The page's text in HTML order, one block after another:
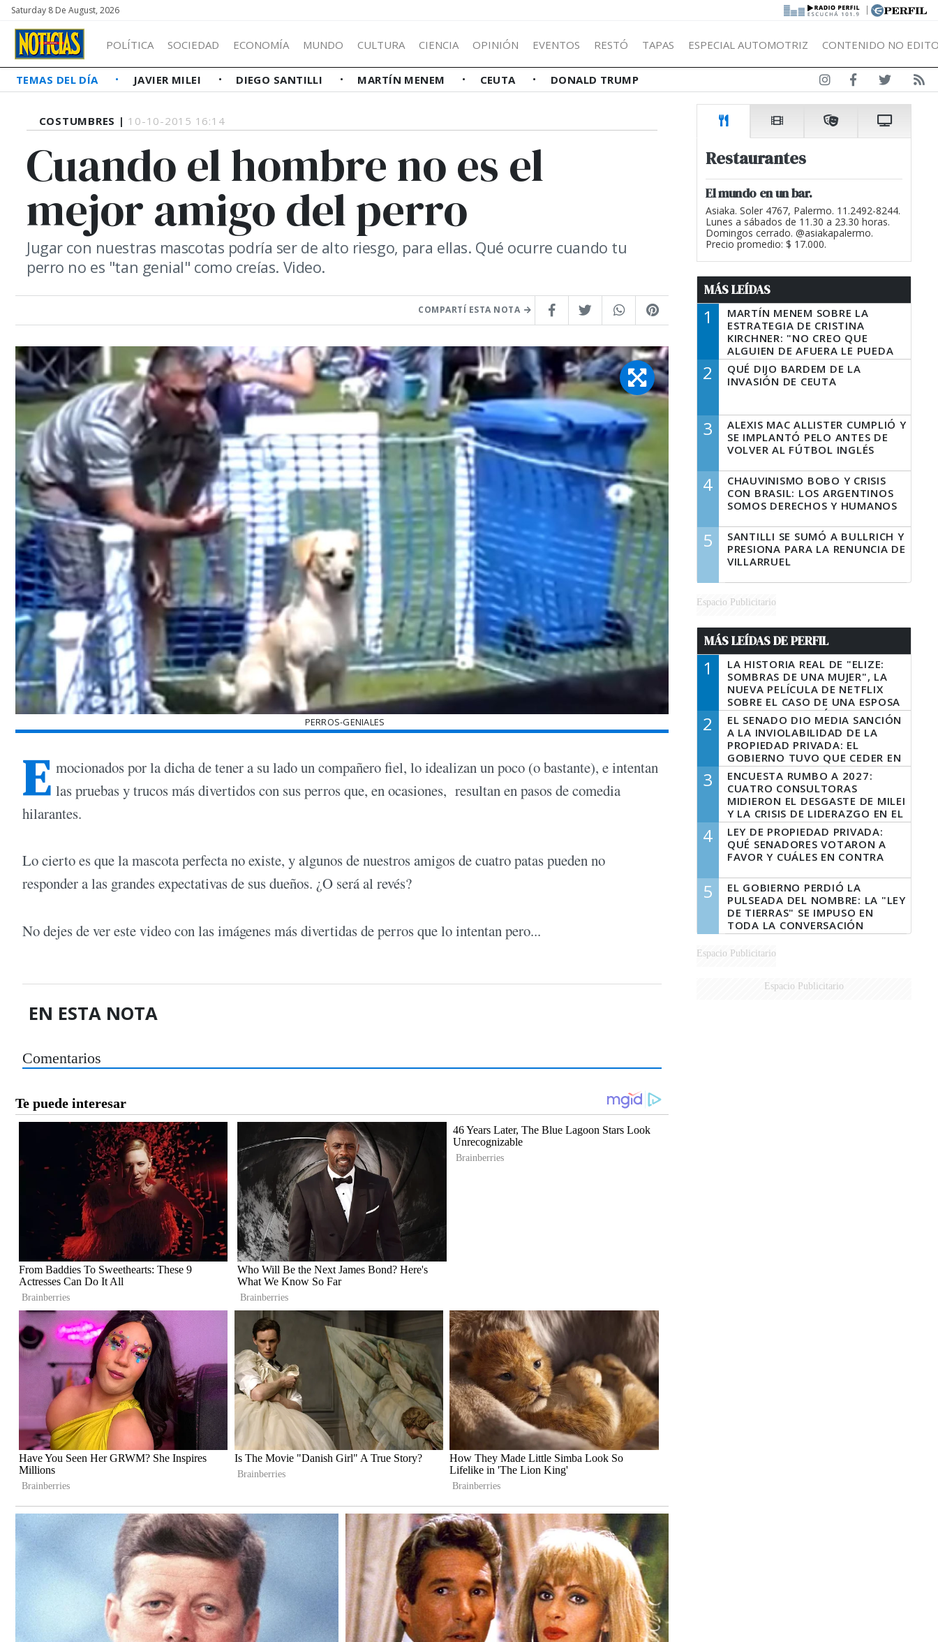
Saturday 8 De August, 2026 |
POLÍTICA SOCIEDAD ECONOMÍA MUNDO CULTURA CIENCIA OPINIÓN EVENTOS RESTÓ TAPAS ESPECIAL AUTOMOTRIZ CONTENIDO NO
TEMAS DEL DÍA JAVIER MILEI DIEGO SANTILLI MARTÍN MENEM CEUTA DONALD TRUMP
COSTUMBRES | 10-10-2015 16:14
Cuando el hombre no es el
mejor amigo del perro
Jugar con nuestras mascotas podría ser de alto riesgo, para ellas. Qué ocurre cuando tu
perro no es "tan genial" como creías. Video.
COMPARTÍ ESTA NOTA
PERROS-GENIALES
E mocionados por la dicha de tener a su lado un compañero fiel, lo idealizan un poco (o bastante), e intentan
las pruebas y trucos más divertidos con sus perros que, en ocasiones, resultan en pasos de comedia
hilarantes.
Lo cierto es que la mascota perfecta no existe, y algunos de nuestros amigos de cuatro patas pueden no
responder a las grandes expectativas de sus dueños. ¿O será al revés?
No dejes de ver este video con las imágenes más divertidas de perros que lo intentan pero...
EN ESTA NOTA
Comentarios
Restaurantes
El mundo en un bar.
Asiaka. Soler 4767, Palermo. 11.2492-8244.
Lunes a sábados de 11.30 a 23.30 horas.
Domingos cerrado. @asiakapalermo.
Precio promedio: $ 17.000.
MÁS LEÍDAS
1
MARTÍN MENEM SOBRE LA
ESTRATEGIA DE CRISTINA
KIRCHNER: "NO CREO QUE
ALGUIEN DE AFUERA LE PUEDA
DECIR A LA JUSTICIA LO QUE
TIENE QUE HACER"
2
QUÉ DIJO BARDEM DE LA
INVASIÓN DE CEUTA
3
ALEXIS MAC ALLISTER CUMPLIÓ Y
SE IMPLANTÓ PELO ANTES DE
VOLVER AL FÚTBOL INGLÉS
4
CHAUVINISMO BOBO Y CRISIS
CON BRASIL: LOS ARGENTINOS
SOMOS DERECHOS Y HUMANOS
5
SANTILLI SE SUMÓ A BULLRICH Y
PRESIONA PARA LA RENUNCIA DE
VILLARRUEL
Espacio Publicitario
MÁS LEÍDAS DE PERFIL
1
LA HISTORIA REAL DE "ELIZE:
SOMBRAS DE UNA MUJER", LA
NUEVA PELÍCULA DE NETFLIX
SOBRE EL CASO DE UNA ESPOSA
QUE DESCUARTIZÓ A SU
MARIDO
2
EL SENADO DIO MEDIA SANCIÓN
A LA INVIOLABILIDAD DE LA
PROPIEDAD PRIVADA: EL
GOBIERNO TUVO QUE CEDER EN
LA LEY DEL MANEJO DEL FUEGO
3
ENCUESTA RUMBO A 2027:
CUATRO CONSULTORAS
MIDIERON EL DESGASTE DE MILEI
Y LA CRISIS DE LIDERAZGO EN EL
PERONISMO
4
LEY DE PROPIEDAD PRIVADA:
QUÉ SENADORES VOTARON A
FAVOR Y CUÁLES EN CONTRA
5
EL GOBIERNO PERDIÓ LA
PULSEADA DEL NOMBRE: LA "LEY
DE TIERRAS" SE IMPUSO EN
TODA LA CONVERSACIÓN
DIGITAL
Espacio Publicitario
Espacio Publicitario